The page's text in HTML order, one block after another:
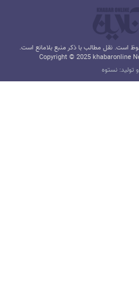
است. نقل مطالب با ذکر منبع بلامانع است.
Copyright © 2025 khabaronline
تولید: نستوه